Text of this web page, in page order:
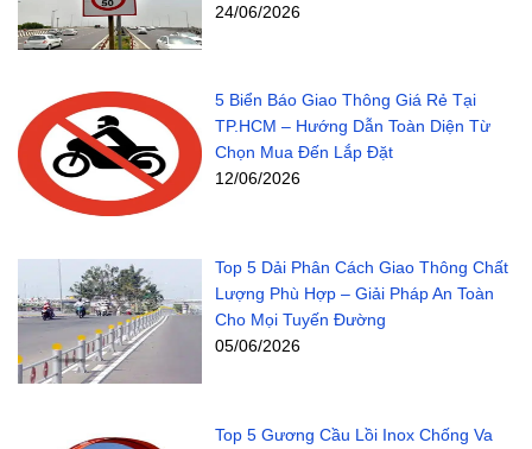
24/06/2026
5 Biển Báo Giao Thông Giá Rẻ Tại
TP.HCM – Hướng Dẫn Toàn Diện Từ
Chọn Mua Đến Lắp Đặt
12/06/2026
Top 5 Dải Phân Cách Giao Thông Chất
Lượng Phù Hợp – Giải Pháp An Toàn
Cho Mọi Tuyến Đường
05/06/2026
Top 5 Gương Cầu Lồi Inox Chống Va